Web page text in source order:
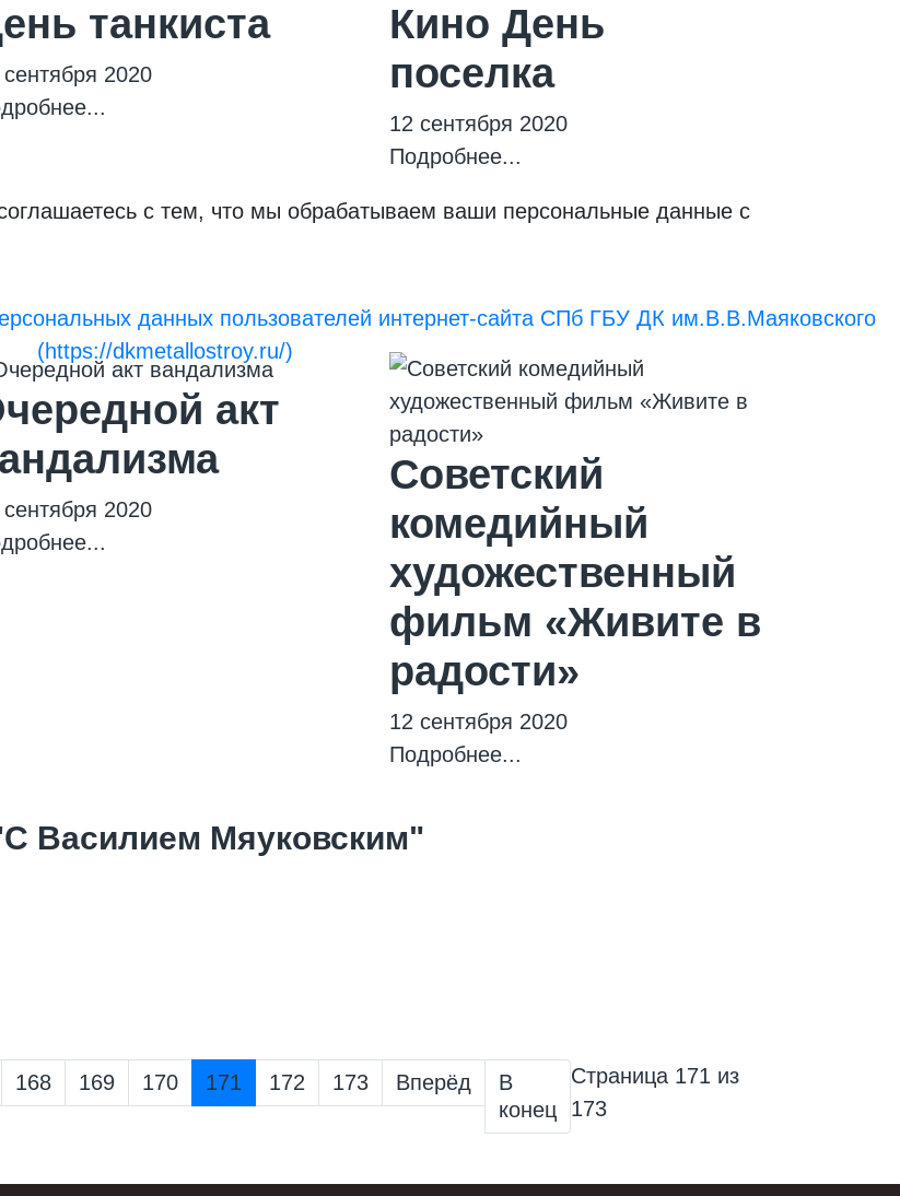
танкиста
2020
Кино День
поселка
12 сентября 2020
Подробнее...
акт
2020
Советский
комедийный
художественный
фильм «Живите в
радости»
12 сентября 2020
Подробнее...
Василием Мяуковским"
168 169 170 171 172 173 Вперёд
В
конец
Страница 171 из
173
с тем, что мы обрабатываем ваши персональные данные с
данных пользователей интернет-сайта СПб ГБУ ДК им.В.В.Маяковского
(https://dkmetallostroy.ru/)